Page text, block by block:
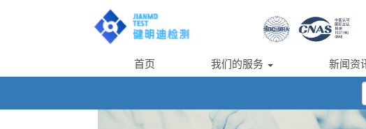
首页 我们的服务 新闻资